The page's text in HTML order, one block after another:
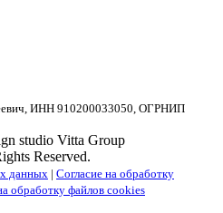
ИНН 910200033050, ОГРНИП
Reserved.
данных | Согласие на обработку
обработку файлов cookies